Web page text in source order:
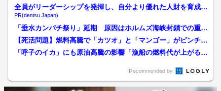
全員がリーダーシップを発揮し、自分より優れた人財を育成す
る
PR(dentsu Japan)
「垂水カンパチ祭り」延期 原因はホルムズ海峡封鎖での重油
不足、漁協「いつか必ず開...
【死活問題】燃料高騰で「カツオ」と「マンゴー」がピンチ！
経費1,000万円増も…...
「呼子のイカ」にも原油高騰の影響「漁船の燃料代が上がると
Recommended by